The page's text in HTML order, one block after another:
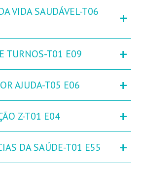
VIDA SAUDÁVEL-T06
+
TURNOS-T01 E09 +
AJUDA-T05 E06 +
Z-T01 E04 +
DA SAÚDE-T01 E55 +